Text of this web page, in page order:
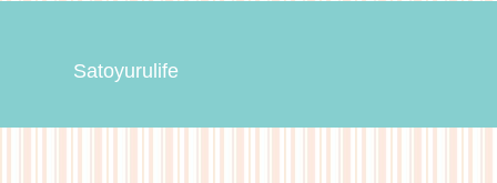
Satoyurulife